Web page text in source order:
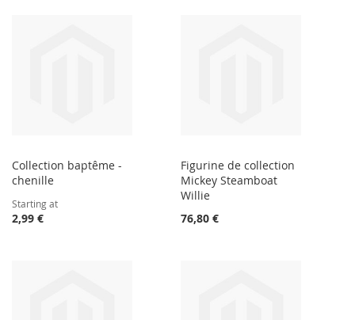
Collection baptême -
chenille
Starting at
2,99 €
Figurine de collection
Mickey Steamboat
Willie
76,80 €